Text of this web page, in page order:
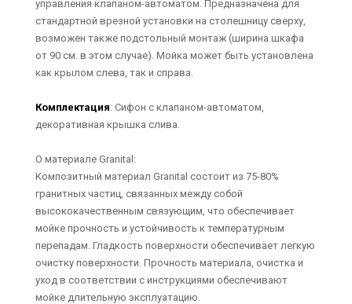
управления клапаном-автоматом. Предназначена для
стандартной врезной установки на столешницу сверху,
возможен также подстольный монтаж (ширина шкафа
от 90 см. в этом случае). Мойка может быть установлена
как крылом слева, так и справа.
Комплектация: Сифон с клапаном-автоматом,
декоративная крышка слива.
О материале Granital:
Композитный материал Granital состоит из 75-80%
гранитных частиц, связанных между собой
высококачественным связующим, что обеспечивает
мойке прочность и устойчивость к температурным
перепадам. Гладкость поверхности обеспечивает легкую
очистку поверхности. Прочность материала, очистка и
уход в соответствии с инструкциями обеспечивают
мойке длительную эксплуатацию.